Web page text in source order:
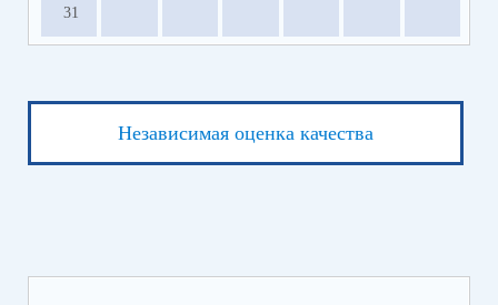
31
Независимая оценка качества